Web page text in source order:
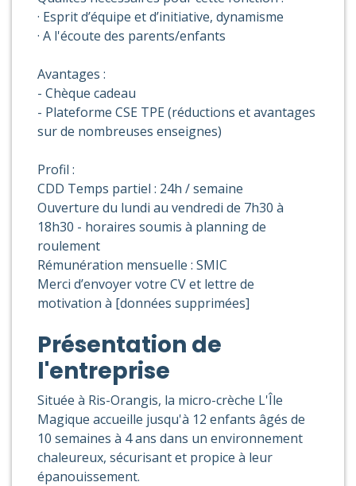
· Esprit d’équipe et d’initiative, dynamisme
· A l'écoute des parents/enfants
Avantages :
- Chèque cadeau
- Plateforme CSE TPE (réductions et avantages
sur de nombreuses enseignes)
Profil :
CDD Temps partiel : 24h / semaine
Ouverture du lundi au vendredi de 7h30 à
18h30 - horaires soumis à planning de
roulement
Rémunération mensuelle : SMIC
Merci d’envoyer votre CV et lettre de
motivation à [données supprimées]
Présentation de
l'entreprise
Située à Ris-Orangis, la micro-crèche L'Île
Magique accueille jusqu'à 12 enfants âgés de
10 semaines à 4 ans dans un environnement
chaleureux, sécurisant et propice à leur
épanouissement.